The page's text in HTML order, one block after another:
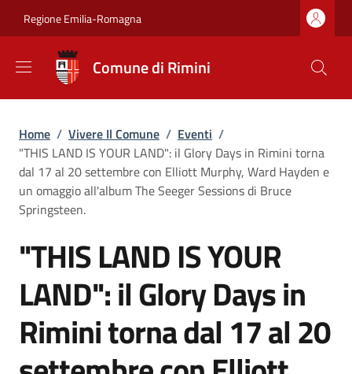
Regione Emilia-Romagna
Comune di Rimini
Briciole di pane
Home / Vivere Il Comune / Eventi /
"THIS LAND IS YOUR LAND": il Glory Days in Rimini torna
dal 17 al 20 settembre con Elliott Murphy, Ward Hayden e
un omaggio all'album The Seeger Sessions di Bruce
Springsteen.
"THIS LAND IS YOUR
LAND": il Glory Days in
Rimini torna dal 17 al 20